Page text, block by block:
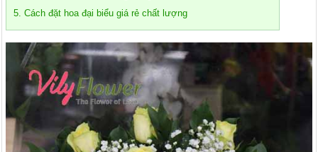
5. Cách đặt hoa đại biểu giá rẻ chất lượng